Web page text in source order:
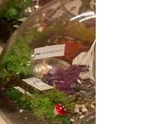
Kurumsal Referanslarımız